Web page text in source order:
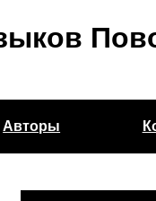
Авторы